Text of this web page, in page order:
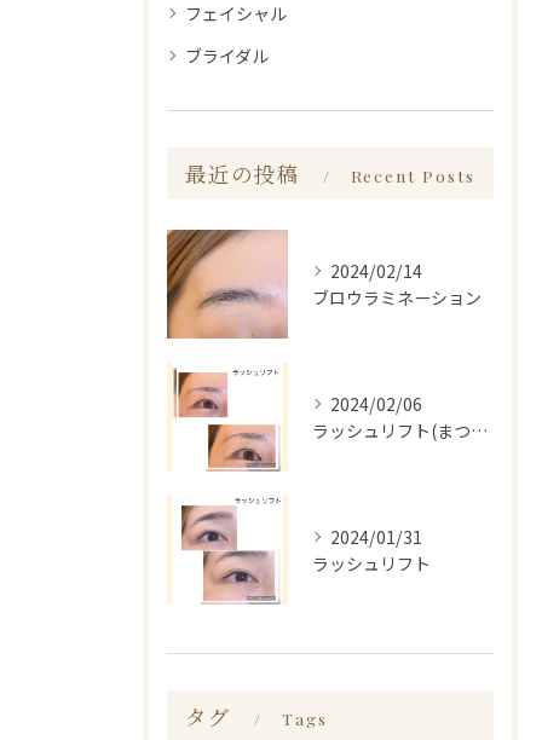
フェイシャル
ブライダル
最近の投稿 Recent Posts
2024/02/14
ブロウラミネーション
2024/02/06
ラッシュリフト(まつ毛パーマ)
2024/01/31
ラッシュリフト
タグ Tags